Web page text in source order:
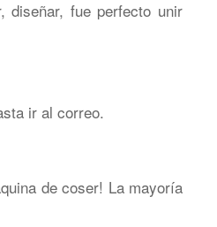
diseñar, fue perfecto unir
ir al correo.
de coser! La mayoría